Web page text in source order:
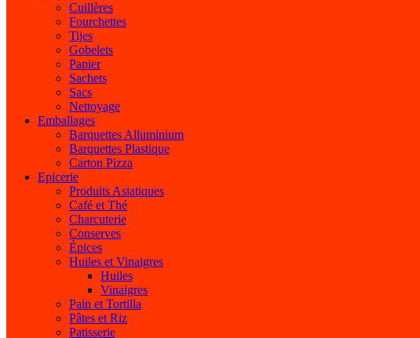
Cuillères
Fourchettes
Tijes
Gobelets
Papier
Sachets
Sacs
Nettoyage
Emballages
Barquettes Alluminium
Barquettes Plastique
Carton Pizza
Epicerie
Produits Asiatiques
Café et Thé
Charcuterie
Conserves
Épices
Huiles et Vinaigres
Huiles
Vinaigres
Pain et Tortilla
Pâtes et Riz
Patisserie